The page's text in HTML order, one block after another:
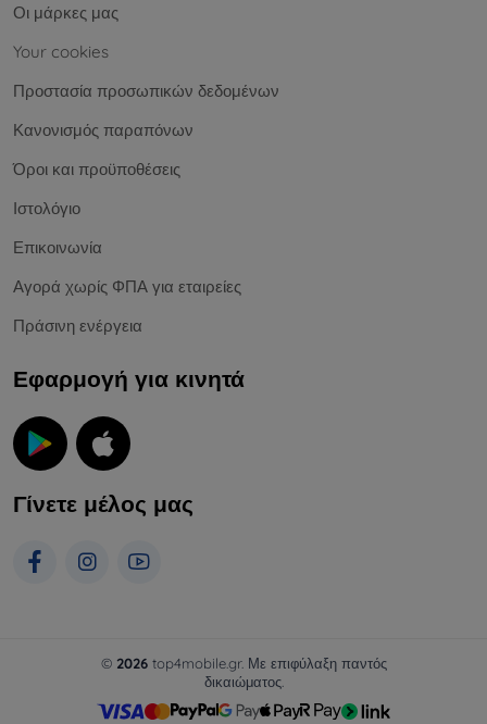
Οι μάρκες μας
Your cookies
Προστασία προσωπικών δεδομένων
Κανονισμός παραπόνων
Όροι και προϋποθέσεις
Ιστολόγιο
Επικοινωνία
Αγορά χωρίς ΦΠΑ για εταιρείες
Πράσινη ενέργεια
Εφαρμογή για κινητά
Γίνετε μέλος μας
© 2026top4mobile.gr. Με επιφύλαξη παντός
δικαιώματος.